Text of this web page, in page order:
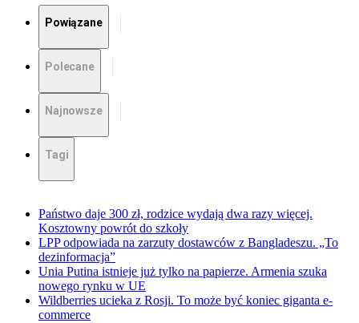
Powiązane
Polecane
Najnowsze
Tagi
Państwo daje 300 zł, rodzice wydają dwa razy więcej.
Kosztowny powrót do szkoły
LPP odpowiada na zarzuty dostawców z Bangladeszu. „To
dezinformacja”
Unia Putina istnieje już tylko na papierze. Armenia szuka
nowego rynku w UE
Wildberries ucieka z Rosji. To może być koniec giganta e-
commerce